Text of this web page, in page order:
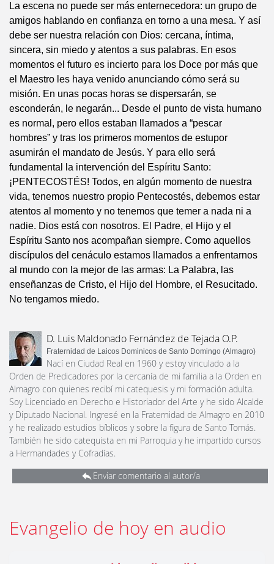
La escena no puede ser más enternecedora: un grupo de
amigos hablando en confianza en torno a una mesa. Y así
debe ser nuestra relación con Dios: cercana, íntima,
sincera, sin miedo y atentos a sus palabras. En esos
momentos el futuro es incierto para los Doce por más que
el Maestro les haya venido anunciando cómo será su
misión. En unas pocas horas se dispersarán, se
esconderán, le negarán... Desde el punto de vista humano
es normal, pero ellos estaban llamados a “pescar
hombres” y tras los primeros momentos de estupor
asumirán el mandato de Jesús. Y para ello será
fundamental la intervención del Espíritu Santo:
¡PENTECOSTÉS! Todos, en algún momento de nuestra
vida, tenemos nuestro propio Pentecostés, debemos estar
atentos al momento y no tenemos que temer a nada ni a
nadie. Dios está con nosotros. El Padre, el Hijo y el
Espíritu Santo nos acompañan siempre. Como aquellos
discípulos del cenáculo estamos llamados a enfrentarnos
al mundo con la mejor de las armas: La Palabra, las
enseñanzas de Cristo, el Hijo del Hombre, el Resucitado.
No tengamos miedo.
D. Luis Maldonado Fernández de Tejada O.P.
Fraternidad de Laicos Dominicos de Santo Domingo (Almagro)
Nací en Ciudad Real en 1960 y estoy vinculado a la
Orden de Predicadores por la cercanía de mi familia a la Orden en
Almagro con quienes recibí mi catequesis y mi formación adulta.
Soy Licenciado en Derecho e Historiador del Arte y he sido Alcalde
y Diputado Nacional. Ingresé en la Fraternidad de Almagro en 2010
y he realizado estudios bíblicos y sobre la figura de Santo Tomás.
También he sido catequista en mi Parroquia y he impartido cursos
a Hermandades y Cofradías.
Enviar comentario al autor/a
Evangelio de hoy en audio